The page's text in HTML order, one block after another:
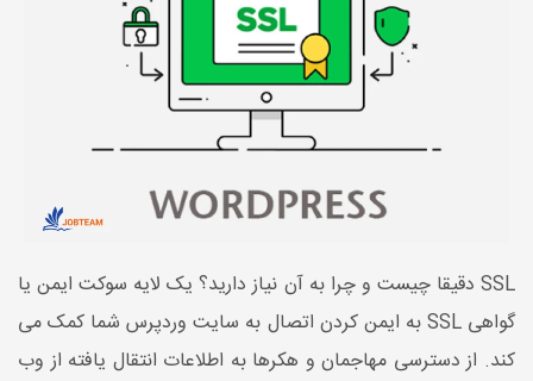
SSL دقیقا چیست و چرا به آن نیاز دارید؟ یک لایه سوکت ایمن یا
گواهی SSL به ایمن کردن اتصال به سایت وردپرس شما کمک می
کند. از دسترسی مهاجمان و هکرها به اطلاعات انتقال یافته از وب